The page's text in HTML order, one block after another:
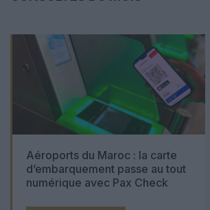
Aéroports du Maroc : la carte
d’embarquement passe au tout
numérique avec Pax Check